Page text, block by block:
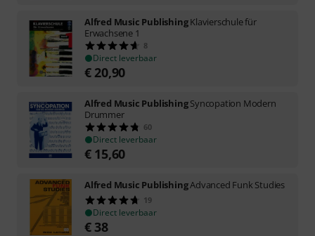
Alfred Music PublishingKlavierschule für
Erwachsene 1
8
Direct leverbaar
€ 20,90
Alfred Music PublishingSyncopation Modern
Drummer
60
Direct leverbaar
€ 15,60
Alfred Music PublishingAdvanced Funk Studies
19
Direct leverbaar
€ 38